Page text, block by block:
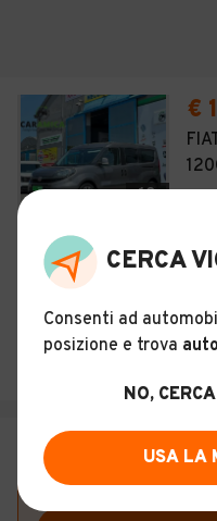
18
€
Usato
Descrizione
CarAmica - AMICA SRL
Vuoi essere avvisato
CERCA
Consenti ad
posizione e trova
NO,
USA LA